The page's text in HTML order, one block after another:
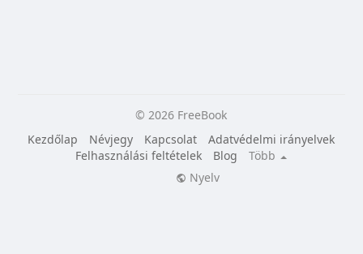
© 2026 FreeBook
Kezdőlap
Névjegy Kapcsolat
Adatvédelmi irányelvek
Felhasználási feltételek
Blog
Több
Nyelv